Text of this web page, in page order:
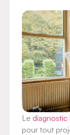
Le diagnostic
pour tout